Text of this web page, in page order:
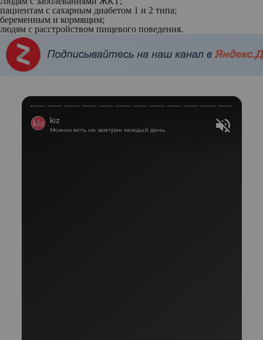
пациентам с сахарным диабетом 1 и 2 типа;
беременным и кормящим;
людям с расстройством пищевого поведения.